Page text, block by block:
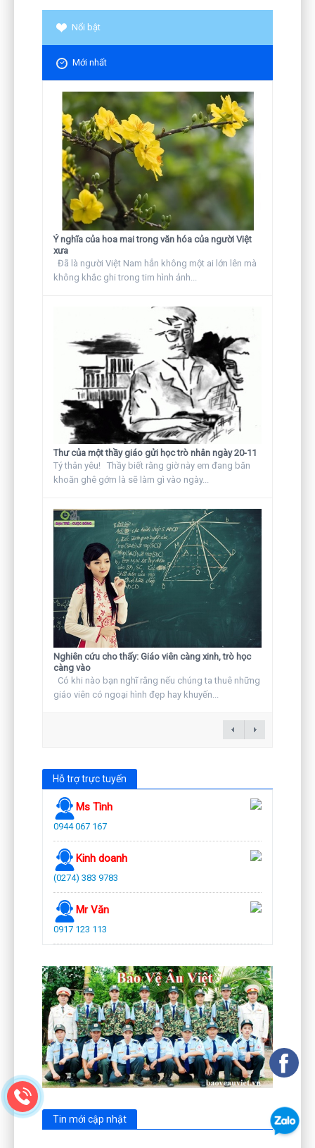
Nổi bật
Mới nhất
Ý nghĩa của hoa mai trong văn hóa của người Việt
xưa
Đã là người Việt Nam hẳn không một ai lớn lên mà
không khắc ghi trong tim hình ảnh...
Thư của một thầy giáo gửi học trò nhân ngày 20-11
Tý thân yêu! Thầy biết rằng giờ này em đang băn
khoăn ghê gớm là sẽ làm gì vào ngày...
Nghiên cứu cho thấy: Giáo viên càng xinh, trò học
càng vào
Có khi nào bạn nghĩ rằng nếu chúng ta thuê những
giáo viên có ngoại hình đẹp hay khuyến...
Hỗ trợ trực tuyến
Ms Tình
0944 067 167
Kinh doanh
(0274) 383 9783
Mr Văn
0917 123 113
Tin mới cập nhật